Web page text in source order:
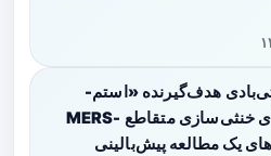
هدف‌گیرنده «استم-
هلکس» برای خنثی‌سازی متقاطع MERS-